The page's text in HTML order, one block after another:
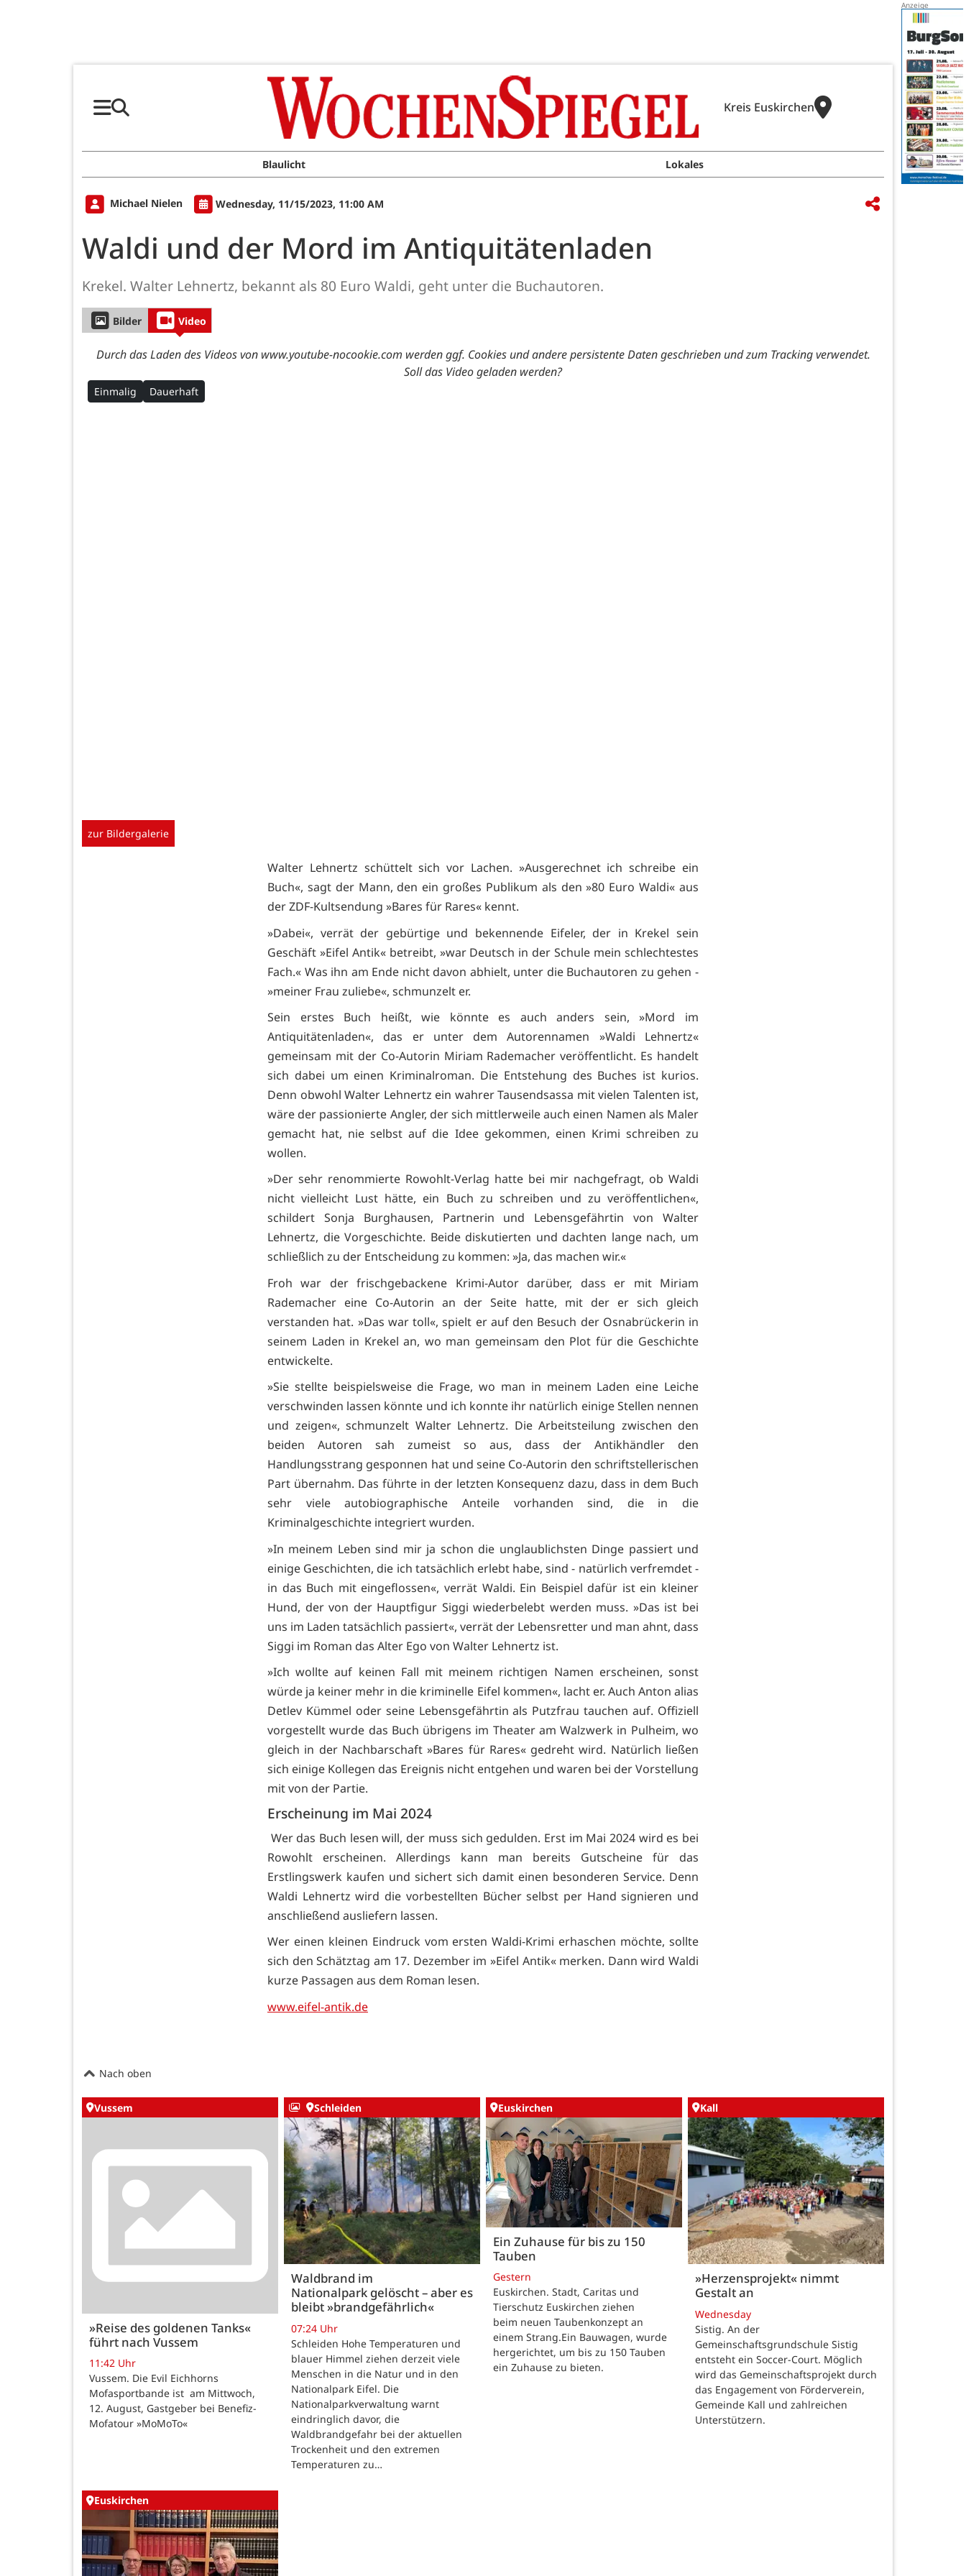
Kreis Euskirchen
Blaulicht Lokales
Michael Nielen Wednesday, 11/15/2023, 11:00 AM
Waldi und der Mord im Antiquitätenladen
Krekel. Walter Lehnertz, bekannt als 80 Euro Waldi, geht unter die Buchautoren.
Bilder Video
Durch das Laden des Videos von www.youtube-nocookie.com werden ggf. Cookies und andere persistente Daten geschrieben und zum Tracking verwendet.
Soll das Video geladen werden?
Einmalig Dauerhaft
zur Bildergalerie
Walter Lehnertz schüttelt sich vor Lachen. »Ausgerechnet ich schreibe ein
Buch«, sagt der Mann, den ein großes Publikum als den »80 Euro Waldi« aus
der ZDF-Kultsendung »Bares für Rares« kennt.
»Dabei«, verrät der gebürtige und bekennende Eifeler, der in Krekel sein
Geschäft »Eifel Antik« betreibt, »war Deutsch in der Schule mein schlechtestes
Fach.« Was ihn am Ende nicht davon abhielt, unter die Buchautoren zu gehen -
»meiner Frau zuliebe«, schmunzelt er.
Sein erstes Buch heißt, wie könnte es auch anders sein, »Mord im
Antiquitätenladen«, das er unter dem Autorennamen »Waldi Lehnertz«
gemeinsam mit der Co-Autorin Miriam Rademacher veröffentlicht. Es handelt
sich dabei um einen Kriminalroman. Die Entstehung des Buches ist kurios.
Denn obwohl Walter Lehnertz ein wahrer Tausendsassa mit vielen Talenten ist,
wäre der passionierte Angler, der sich mittlerweile auch einen Namen als Maler
gemacht hat, nie selbst auf die Idee gekommen, einen Krimi schreiben zu
wollen.
»Der sehr renommierte Rowohlt-Verlag hatte bei mir nachgefragt, ob Waldi
nicht vielleicht Lust hätte, ein Buch zu schreiben und zu veröffentlichen«,
schildert Sonja Burghausen, Partnerin und Lebensgefährtin von Walter
Lehnertz, die Vorgeschichte. Beide diskutierten und dachten lange nach, um
schließlich zu der Entscheidung zu kommen: »Ja, das machen wir.«
Froh war der frischgebackene Krimi-Autor darüber, dass er mit Miriam
Rademacher eine Co-Autorin an der Seite hatte, mit der er sich gleich
verstanden hat. »Das war toll«, spielt er auf den Besuch der Osnabrückerin in
seinem Laden in Krekel an, wo man gemeinsam den Plot für die Geschichte
entwickelte.
»Sie stellte beispielsweise die Frage, wo man in meinem Laden eine Leiche
verschwinden lassen könnte und ich konnte ihr natürlich einige Stellen nennen
und zeigen«, schmunzelt Walter Lehnertz. Die Arbeitsteilung zwischen den
beiden Autoren sah zumeist so aus, dass der Antikhändler den
Handlungsstrang gesponnen hat und seine Co-Autorin den schriftstellerischen
Part übernahm. Das führte in der letzten Konsequenz dazu, dass in dem Buch
sehr viele autobiographische Anteile vorhanden sind, die in die
Kriminalgeschichte integriert wurden.
»In meinem Leben sind mir ja schon die unglaublichsten Dinge passiert und
einige Geschichten, die ich tatsächlich erlebt habe, sind - natürlich verfremdet -
in das Buch mit eingeflossen«, verrät Waldi. Ein Beispiel dafür ist ein kleiner
Hund, der von der Hauptfigur Siggi wiederbelebt werden muss. »Das ist bei
uns im Laden tatsächlich passiert«, verrät der Lebensretter und man ahnt, dass
Siggi im Roman das Alter Ego von Walter Lehnertz ist.
»Ich wollte auf keinen Fall mit meinem richtigen Namen erscheinen, sonst
würde ja keiner mehr in die kriminelle Eifel kommen«, lacht er. Auch Anton alias
Detlev Kümmel oder seine Lebensgefährtin als Putzfrau tauchen auf. Offiziell
vorgestellt wurde das Buch übrigens im Theater am Walzwerk in Pulheim, wo
gleich in der Nachbarschaft »Bares für Rares« gedreht wird. Natürlich ließen
sich einige Kollegen das Ereignis nicht entgehen und waren bei der Vorstellung
mit von der Partie.
Erscheinung im Mai 2024
Wer das Buch lesen will, der muss sich gedulden. Erst im Mai 2024 wird es bei
Rowohlt erscheinen. Allerdings kann man bereits Gutscheine für das
Erstlingswerk kaufen und sichert sich damit einen besonderen Service. Denn
Waldi Lehnertz wird die vorbestellten Bücher selbst per Hand signieren und
anschließend ausliefern lassen.
Wer einen kleinen Eindruck vom ersten Waldi-Krimi erhaschen möchte, sollte
sich den Schätztag am 17. Dezember im »Eifel Antik« merken. Dann wird Waldi
kurze Passagen aus dem Roman lesen.
www.eifel-antik.de
Nach oben
Vussem
»Reise des goldenen Tanks«
führt nach Vussem
11:42 Uhr
Vussem. Die Evil Eichhorns
Mofasportbande ist am Mittwoch,
12. August, Gastgeber bei Benefiz-
Mofatour »MoMoTo«
Schleiden
Waldbrand im
Nationalpark gelöscht – aber es
bleibt »brandgefährlich«
07:24 Uhr
Schleiden Hohe Temperaturen und
blauer Himmel ziehen derzeit viele
Menschen in die Natur und in den
Nationalpark Eifel. Die
Nationalparkverwaltung warnt
eindringlich davor, die
Waldbrandgefahr bei der aktuellen
Trockenheit und den extremen
Temperaturen zu…
Euskirchen
Ein Zuhause für bis zu 150
Tauben
Gestern
Euskirchen. Stadt, Caritas und
Tierschutz Euskirchen ziehen
beim neuen Taubenkonzept an
einem Strang.Ein Bauwagen, wurde
hergerichtet, um bis zu 150 Tauben
ein Zuhause zu bieten.
Kall
»Herzensprojekt« nimmt
Gestalt an
Wednesday
Sistig. An der
Gemeinschaftsgrundschule Sistig
entsteht ein Soccer-Court. Möglich
wird das Gemeinschaftsprojekt durch
das Engagement von Förderverein,
Gemeinde Kall und zahlreichen
Unterstützern.
Euskirchen